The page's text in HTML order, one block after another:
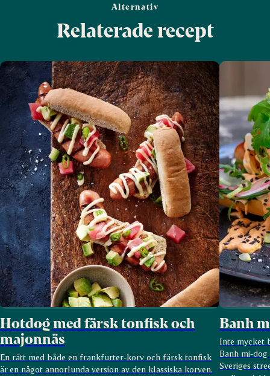
Alternativ
Relaterade recept
Hotdog med färsk tonfisk och
majonnäs
En rätt med både en frankfurter-korv och färsk tonfisk
är en något annorlunda version av den klassiska korven.
Banh
Inte mycket
Banh mi-
Sveriges